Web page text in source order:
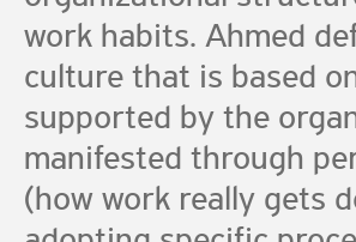
work habits. Ahmed
culture that is based
supported by the
manifested through
(how work really gets